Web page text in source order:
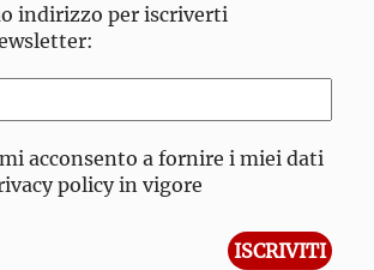
indirizzo per iscriverti
acconsento a fornire i miei dati
policy in vigore